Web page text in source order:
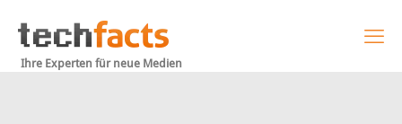
Ihre Experten für neue Medien